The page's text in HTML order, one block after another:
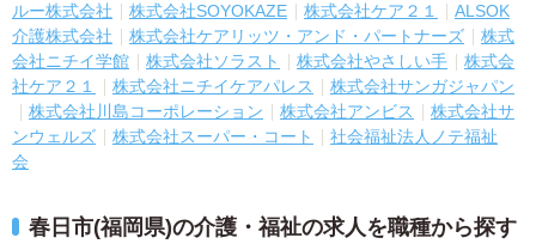
ルー株式会社
株式会社SOYOKAZE 株式会社ケア２１
ALSOK
介護株式会社
株式会社ケアリッツ・アンド・パートナーズ
株式
会社ニチイ学館
株式会社ソラスト 株式会社やさしい手
株式会
社ケア２１
株式会社ニチイケアパレス
株式会社サンガジャパン
株式会社川島コーポレーション
株式会社アンビス
株式会社サ
ンウェルズ
株式会社スーパー・コート
社会福祉法人ノテ福祉
会
春日市(福岡県)の介護・福祉の求人を職種から探す